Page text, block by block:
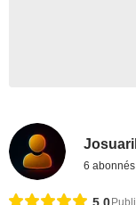
6 abonnés